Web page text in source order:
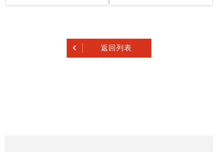
返回列表